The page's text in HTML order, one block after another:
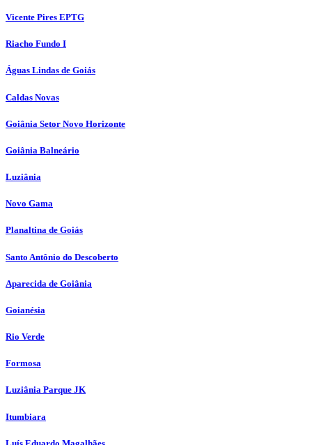
Vicente Pires EPTG
Riacho Fundo I
Águas Lindas de Goiás
Caldas Novas
Goiânia Setor Novo Horizonte
Goiânia Balneário
Luziânia
Novo Gama
Planaltina de Goiás
Santo Antônio do Descoberto
Aparecida de Goiânia
Goianésia
Rio Verde
Formosa
Luziânia Parque JK
Itumbiara